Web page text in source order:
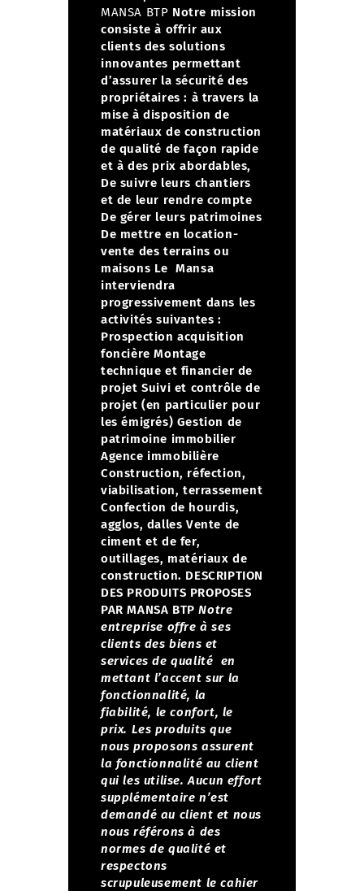
MANSA BTP Notre mission
consiste à offrir aux
clients des solutions
innovantes permettant
d’assurer la sécurité des
propriétaires : à travers la
mise à disposition de
matériaux de construction
de qualité de façon rapide
et à des prix abordables,
De suivre leurs chantiers
et de leur rendre compte
De gérer leurs patrimoines
De mettre en location-
vente des terrains ou
maisons Le Mansa
interviendra
progressivement dans les
activités suivantes :
Prospection acquisition
foncière Montage
technique et financier de
projet Suivi et contrôle de
projet (en particulier pour
les émigrés) Gestion de
patrimoine immobilier
Agence immobilière
Construction, réfection,
viabilisation, terrassement
Confection de hourdis,
agglos, dalles Vente de
ciment et de fer,
outillages, matériaux de
construction. DESCRIPTION
DES PRODUITS PROPOSES
PAR MANSA BTP Notre
entreprise offre à ses
clients des biens et
services de qualité en
mettant l’accent sur la
fonctionnalité, la
fiabilité, le confort, le
prix. Les produits que
nous proposons assurent
la fonctionnalité au client
qui les utilise. Aucun effort
supplémentaire n’est
demandé au client et nous
nous référons à des
normes de qualité et
respectons
scrupuleusement le cahier